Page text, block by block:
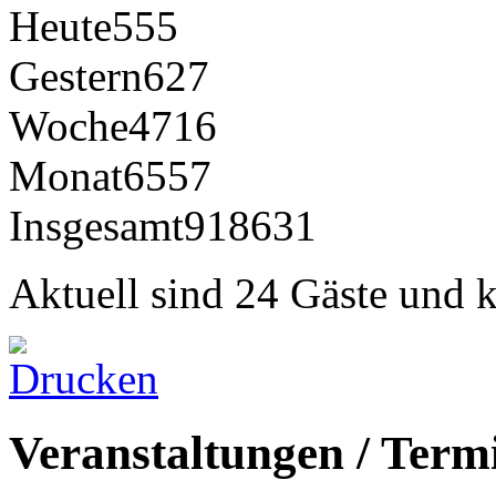
Heute555
Gestern627
Woche4716
Monat6557
Insgesamt918631
Aktuell sind 24 Gäste und
Veranstaltungen /